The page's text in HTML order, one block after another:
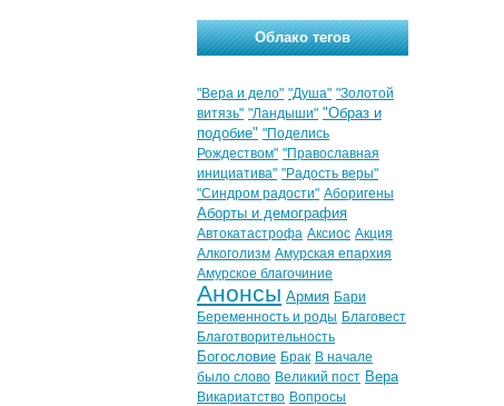
Облако тегов
"Вера и дело" "Душа" "Золотой
витязь" "Ландыши" "Образ и
подобие" "Поделись
Рождеством" "Православная
инициатива" "Радость веры"
"Синдром радости" Аборигены
Аборты и демография
Автокатастрофа Аксиос Акция
Алкоголизм Амурская епархия
Амурское благочиние
Анонсы Армия Бари
Беременность и роды Благовест
Благотворительность
Богословие Брак В начале
было слово Великий пост Вера
Викариатство Вопросы